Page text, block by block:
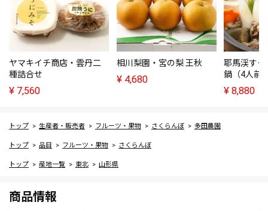
ヤマキイチ商店・雲丹二
種詰合せ
¥ 7,560
相川梨園・宮の梨 王秋
¥ 4,680
耶馬渓すっ
鍋（4人前
¥ 8,880
トップ 生産者・販売者 フルーツ・果物 さくらんぼ 多田農園
トップ 品目 フルーツ・果物 さくらんぼ
トップ 産地一覧 東北 山形県
商品情報